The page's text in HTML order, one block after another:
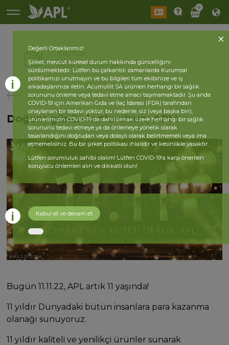
0
Kayıtlar
2026 yıl 2025 yıl
geri
Doğum günün kutlu olsun, APL!
Bugün 11.11.22, APL artık 11 yaşında!
11 yıldır Dünyadaki bütün insanlara para kazanma
olanağı sunuyoruz.
11 yıldır kaliteli ve yenilikçi ürünler sunarak
Değerli Ortaklarımız!
Şirket, mevcut küresel durum hakkında güncelliğini
sürdürmektedir. Lütfen bu çalkantılı zamanlarda Kurumsal
politikamızı unutmayın ve bu bilgileri tüm ekibinize ve iş
arkadaşlarınıza iletin. Acumullit SA ürünleri herhangi bir sağlık
sorununu önleme veya tedavi etme amacı taşımamaktadır. Şu anda
COVID-19 için Amerikan Gıda ve İlaç İdaresi (FDA) tarafından
onaylanan bir tedavi yoktur; bu nedenle, siz (veya başka biri),
ürünlerimizin COVID-19 da dahil olmak üzere herhangi bir sağlık
sorununu tedavi etmeye ya da önlemeye yönelik olarak
tasarlandığını doğrudan veya dolaylı olarak belirtmemeli veya ima
etmemelisiniz. Bu bir şirket politikası ihlalidir ve kesinlikle yasaktır.
Lütfen sorumluluk sahibi olalım! Lütfen COVID-19'a karşı önerilen
koruyucu önlemleri alın ve dikkatli olun!
Kabul et ve devam et